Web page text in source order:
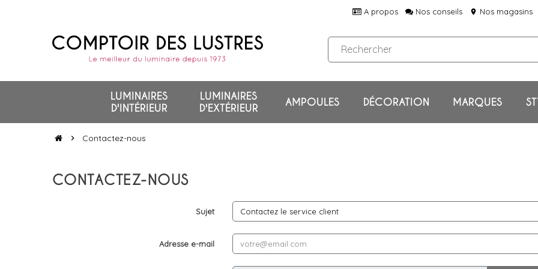
A propos Nos conseils location_on Nos magasins
LUMINAIRES
D'INTÉRIEUR
LUMINAIRES
D'EXTÉRIEUR
AMPOULES DÉCORATION MARQUES
chevron_right Contactez-nous
CONTACTEZ-NOUS
Sujet
Adresse e-mail